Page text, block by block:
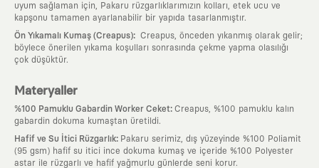
uyum sağlaman için, Pakaru rüzgarlıklarımızın kolları, etek ucu ve
kapşonu tamamen ayarlanabilir bir yapıda tasarlanmıştır.
Ön Yıkamalı Kumaş (Creapus): Creapus, önceden yıkanmış olarak gelir;
böylece önerilen yıkama koşulları sonrasında çekme yapma olasılığı
çok düşüktür.
Materyaller
%100 Pamuklu Gabardin Worker Ceket: Creapus, %100 pamuklu kalın
gabardin dokuma kumaştan üretildi.
Hafif ve Su İtici Rüzgarlık: Pakaru serimiz, dış yüzeyinde %100 Poliamit
(95 gsm) hafif su itici ince dokuma kumaş ve içeride %100 Polyester
astar ile rüzgarlı ve hafif yağmurlu günlerde seni korur.